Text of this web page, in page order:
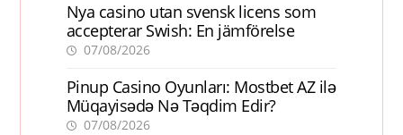
Nya casino utan svensk licens som
accepterar Swish: En jämförelse
07/08/2026
Pinup Casino Oyunları: Mostbet AZ ilə
Müqayisədə Nə Təqdim Edir?
07/08/2026